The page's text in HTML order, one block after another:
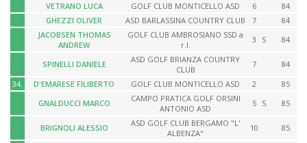
VETRANO LUCA
GOLF CLUB MONTICELLO ASD 6
84
GHEZZI OLIVER
ASD BARLASSINA COUNTRY CLUB 7
84
JACOBSEN THOMAS
ANDREW
GOLF CLUB AMBROSIANO SSD a
r.l.
3 S 84
SPINELLI DANIELE
ASD GOLF BRIANZA COUNTRY
CLUB
7
84
34.
D'EMARESE FILIBERTO GOLF CLUB MONTICELLO ASD 2
85
GNALDUCCI MARCO
CAMPO PRATICA GOLF ORSINI
ANTONIO ASD
5 S 85
BRIGNOLI ALESSIO
ASD GOLF CLUB BERGAMO "L'
ALBENZA"
10
85